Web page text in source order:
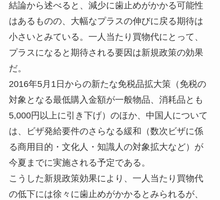
結論から述べると、減少に歯止めがかかる可能性
はあるものの、大幅なプラスの伸びに戻る期待は
小さいとみている。一人当たり買物代にとって、
プラスになると期待される要因は新規政策の効果
だ。
2016年5月1日からの新たな免税品拡大策（免税の
対象となる最低購入金額が一般物品、消耗品とも
5,000円以上に引き下げ）のほか、中国人について
は、ビザ発給要件のさらなる緩和（数次ビザに係
る商用目的・文化人・知識人の対象拡大など）が
今夏までに実施される予定である。
こうした新規政策効果により、一人当たり買物代
の低下には徐々に歯止めがかかるとみられるが、